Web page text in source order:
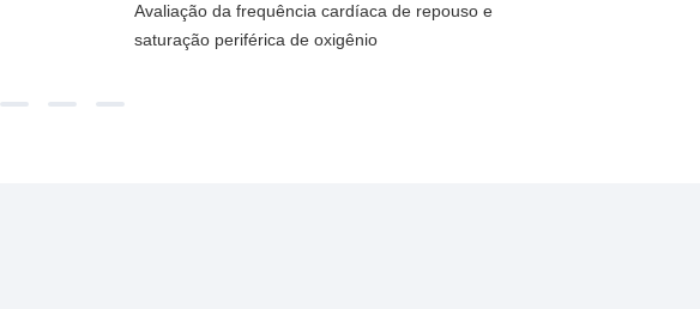
Avaliação da frequência cardíaca de repouso e
saturação periférica de oxigênio